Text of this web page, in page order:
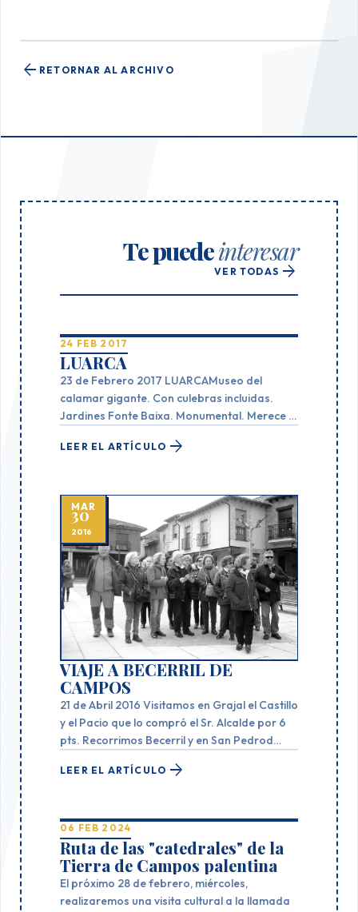
arrow_back RETORNAR AL ARCHIVO
Te puedeinteresar
VER TODAS arrow_forward
24 FEB 2017
LUARCA
23 de Febrero 2017 LUARCAMuseo del
calamar gigante. Con culebras incluidas.
Jardines Fonte Baixa. Monumental. Merece la
el restaurante Don Angel: . Tiempo libre para
LEER EL ARTÍCULO arrow_forward
MAR
30
2016
VIAJE A BECERRIL DE
CAMPOS
21 de Abril 2016 Visitamos en Grajal el Castillo
y el Pacio que lo compró el Sr. Alcalde por 6
pts. Recorrimos Becerril y en San Pedrod
iglesia a oservatorio solar. Comimos en
LEER EL ARTÍCULO arrow_forward
06 FEB 2024
Ruta de las "catedrales" de la
Tierra de Campos palentina
El próximo 28 de febrero, miércoles,
realizaremos una visita cultural a la llamada